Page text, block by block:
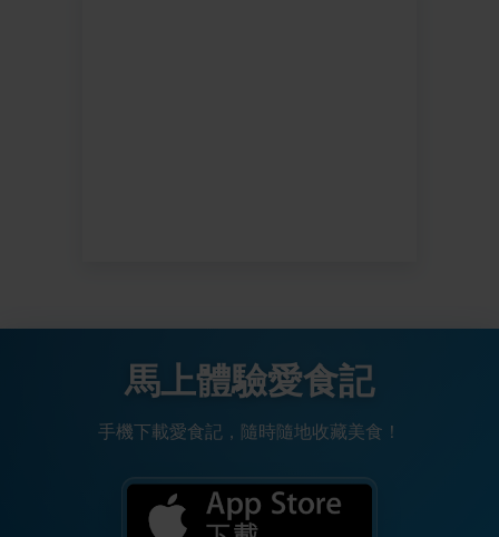
馬上體驗愛食記
手機下載愛食記，隨時隨地收藏美食！